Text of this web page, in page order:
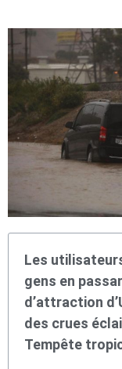
Les
gens en
d’attraction
des crues
Tempête